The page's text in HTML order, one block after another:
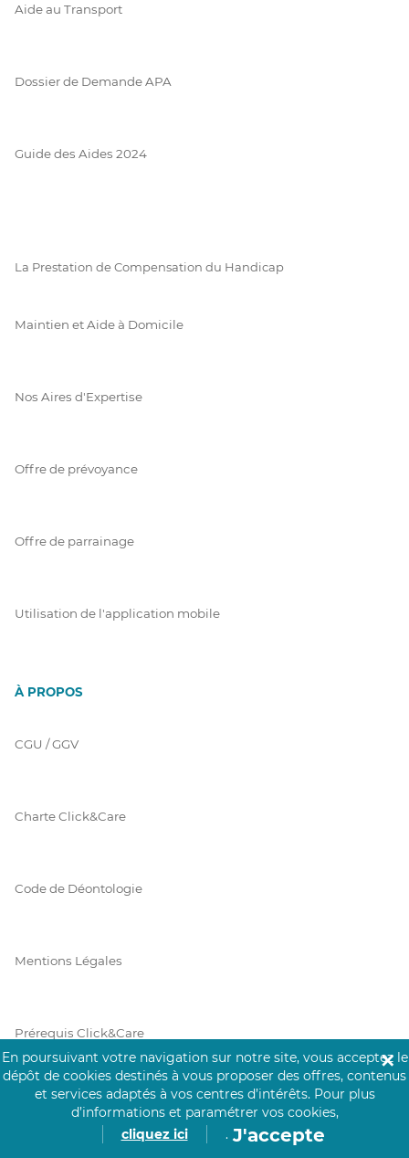
Aide au Transport
Dossier de Demande APA
Guide des Aides 2024
La Prestation de Compensation du Handicap
Maintien et Aide à Domicile
Nos Aires d'Expertise
Offre de prévoyance
Offre de parrainage
Utilisation de l'application mobile
À PROPOS
CGU / GGV
Charte Click&Care
Code de Déontologie
Mentions Légales
Prérequis Click&Care
Protection des Données
En poursuivant votre navigation sur notre site, vous acceptez le
dépôt de cookies destinés à vous proposer des offres, contenus
et services adaptés à vos centres d’intérêts. Pour plus
d’informations et paramétrer vos cookies,
cliquez ici
. J'accepte
✕